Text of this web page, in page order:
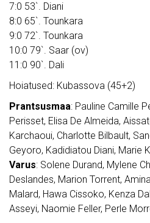
7:0 53`. Diani
8:0 65`. Tounkara
9:0 72`. Tounkara
10:0 79`. Saar (ov)
11:0 90`. Dali
Hoiatused: Kubassova (45+2)
Prantsusmaa: Pauline Camille
Perisset, Elisa De Almeida,
Karchaoui, Charlotte Bilbault,
Geyoro, Kadidiatou Diani, Marie
Varus: Solene Durand, Mylene
Deslandes, Marion Torrent,
Malard, Hawa Cissoko, Kenza
Asseyi, Naomie Feller, Perle